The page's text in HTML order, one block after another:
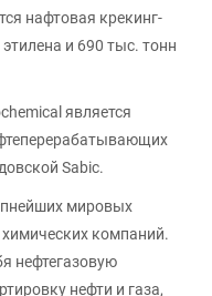
нафтовая крекинг-
и 690 тыс. тонн
является
Sabic.
мировых
компаний.
нефтегазовую
нефти и газа,